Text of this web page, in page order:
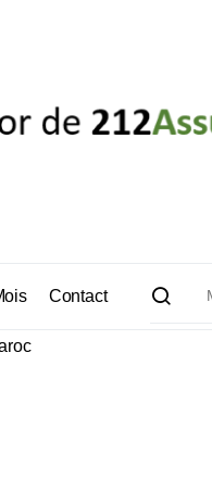
Contact